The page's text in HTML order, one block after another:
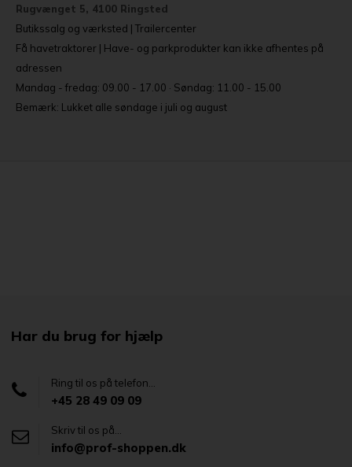
Rugvænget 5, 4100 Ringsted
Butikssalg og værksted | Trailercenter
Få havetraktorer | Have- og parkprodukter kan ikke afhentes på
adressen
Mandag - fredag: 09.00 - 17.00 · Søndag: 11.00 - 15.00
Bemærk: Lukket alle søndage i juli og august
Har du brug for hjælp
Ring til os på telefon...
+45 28 49 09 09
Skriv til os på...
info@prof-shoppen.dk